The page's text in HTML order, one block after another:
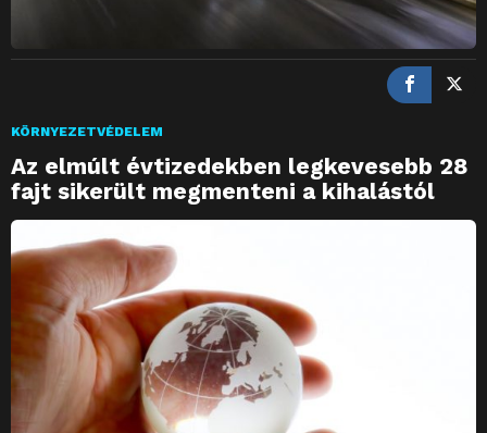
KÖRNYEZETVÉDELEM
Az elmúlt évtizedekben legkevesebb 28
fajt sikerült megmenteni a kihalástól